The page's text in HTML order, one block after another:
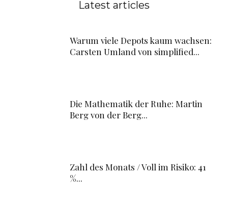
Latest articles
Warum viele Depots kaum wachsen:
Carsten Umland von simplified...
Die Mathematik der Ruhe: Martin
Berg von der Berg...
Zahl des Monats / Voll im Risiko: 41
%...